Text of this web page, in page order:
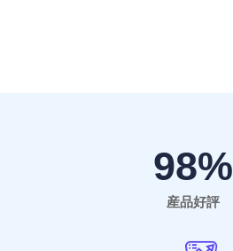
98%
産品好評